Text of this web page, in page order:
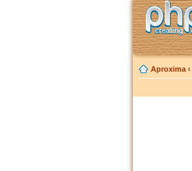
Aproxima ‹